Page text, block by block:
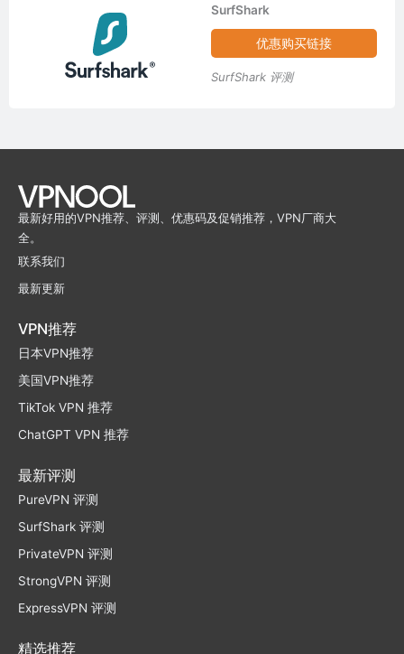
SurfShark
优惠购买链接
SurfShark 评测
最新好用的VPN推荐、评测、优惠码及促销推荐，VPN厂商大
全。
联系我们
最新更新
VPN推荐
日本VPN推荐
美国VPN推荐
TikTok VPN 推荐
ChatGPT VPN 推荐
最新评测
PureVPN 评测
SurfShark 评测
PrivateVPN 评测
StrongVPN 评测
ExpressVPN 评测
精选推荐